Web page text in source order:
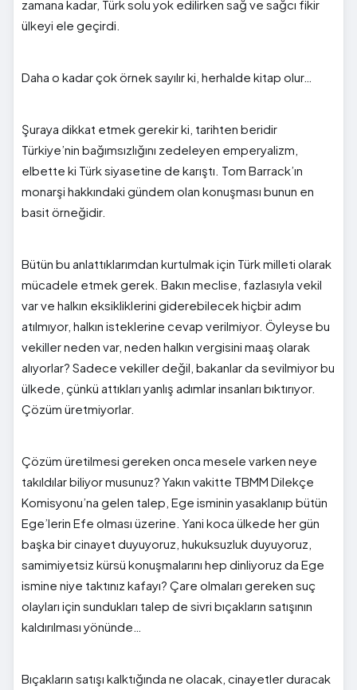
zamana kadar, Türk solu yok edilirken sağ ve sağcı fikir
ülkeyi ele geçirdi.
Daha o kadar çok örnek sayılır ki, herhalde kitap olur…
Şuraya dikkat etmek gerekir ki, tarihten beridir
Türkiye’nin bağımsızlığını zedeleyen emperyalizm,
elbette ki Türk siyasetine de karıştı. Tom Barrack’ın
monarşi hakkındaki gündem olan konuşması bunun en
basit örneğidir.
Bütün bu anlattıklarımdan kurtulmak için Türk milleti olarak
mücadele etmek gerek. Bakın meclise, fazlasıyla vekil
var ve halkın eksikliklerini giderebilecek hiçbir adım
atılmıyor, halkın isteklerine cevap verilmiyor. Öyleyse bu
vekiller neden var, neden halkın vergisini maaş olarak
alıyorlar? Sadece vekiller değil, bakanlar da sevilmiyor bu
ülkede, çünkü attıkları yanlış adımlar insanları bıktırıyor.
Çözüm üretmiyorlar.
Çözüm üretilmesi gereken onca mesele varken neye
takıldılar biliyor musunuz? Yakın vakitte TBMM Dilekçe
Komisyonu’na gelen talep, Ege isminin yasaklanıp bütün
Ege’lerin Efe olması üzerine. Yani koca ülkede her gün
başka bir cinayet duyuyoruz, hukuksuzluk duyuyoruz,
samimiyetsiz kürsü konuşmalarını hep dinliyoruz da Ege
ismine niye taktınız kafayı? Çare olmaları gereken suç
olayları için sundukları talep de sivri bıçakların satışının
kaldırılması yönünde…
Bıçakların satışı kalktığında ne olacak, cinayetler duracak